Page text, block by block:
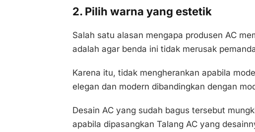
2. Pilih warna yang estetik
Salah satu alasan mengapa produsen AC
adalah agar benda ini tidak merusak
Karena itu, tidak mengherankan apabila
elegan dan modern dibandingkan dengan
Desain AC yang sudah bagus tersebut
apabila dipasangkan Talang AC yang